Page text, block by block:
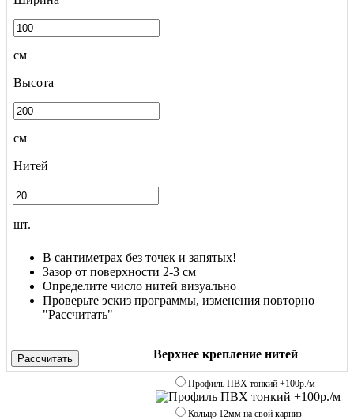
см
Высота
см
Нитей
шт.
В сантиметрах без точек и запятых!
Зазор от поверхности 2-3 см
Определите число нитей визуально
Проверьте эскиз программы, изменения повторно
"Рассчитать"
Верхнее крепление нитей
Профиль ПВХ тонкий +100р./м
Кольцо 12мм на свой карниз
Рассчитать